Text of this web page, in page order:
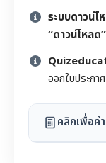
ระบบดาวน์โ
“ดาวน์โหลด”
ออกใบประกา
คลิกเพื่อค